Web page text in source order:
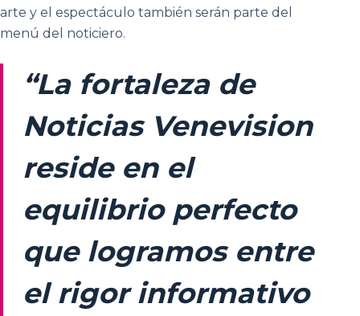
arte y el espectáculo también serán parte del
menú del noticiero.
“La fortaleza de
Noticias Venevision
reside en el
equilibrio perfecto
que logramos entre
el rigor informativo